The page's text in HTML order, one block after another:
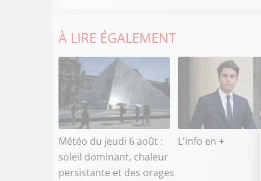
À LIRE ÉGALEMENT
Météo du jeudi 6 août :
soleil dominant, chaleur
persistante et des orages
L'info en +